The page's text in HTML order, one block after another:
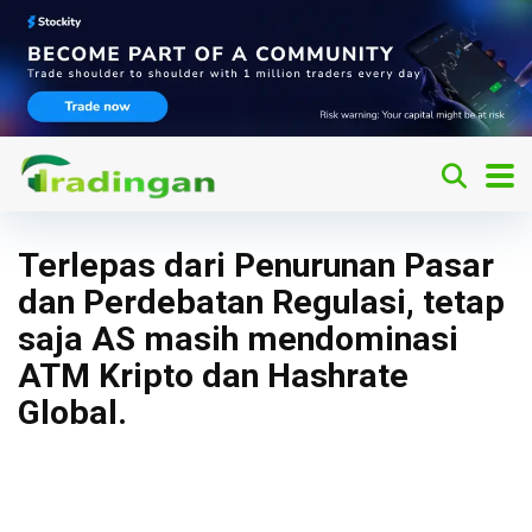
Terlepas dari Penurunan Pasar
dan Perdebatan Regulasi, tetap
saja AS masih mendominasi
ATM Kripto dan Hashrate
Global.